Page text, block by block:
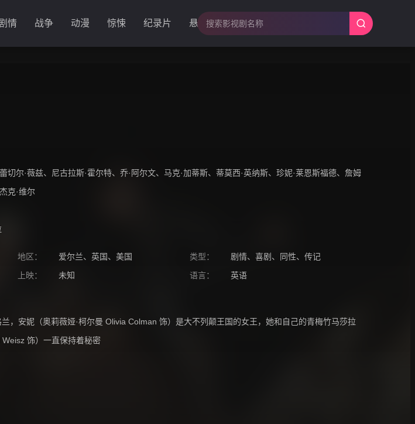
情 战争 动漫 惊悚 纪录片 悬疑
蕾切尔·薇兹、 尼古拉斯·霍尔特、 乔·阿尔文、 马克·加蒂斯、 蒂莫西·英纳斯、 珍妮·莱恩斯福德、 詹姆
杰克·维尔
地区： 爱尔兰、英国、美国 类型： 剧情、 喜剧 、 同性、 传记
上映： 未知 语言：
英语
，安妮（奥莉薇娅·柯尔曼 Olivia Colman 饰）是大不列颠王国的女王，她和自己的青梅竹马莎拉
饰）一直保持着秘密